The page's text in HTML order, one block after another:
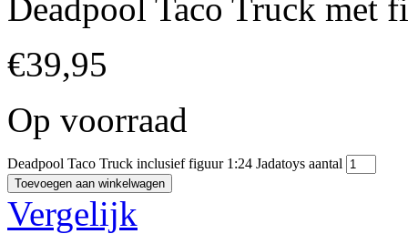
Deadpool Taco Truck met
€39,95
Op voorraad
Deadpool Taco Truck inclusief figuur 1:24 Jadatoys aantal
Toevoegen aan winkelwagen
Vergelijk